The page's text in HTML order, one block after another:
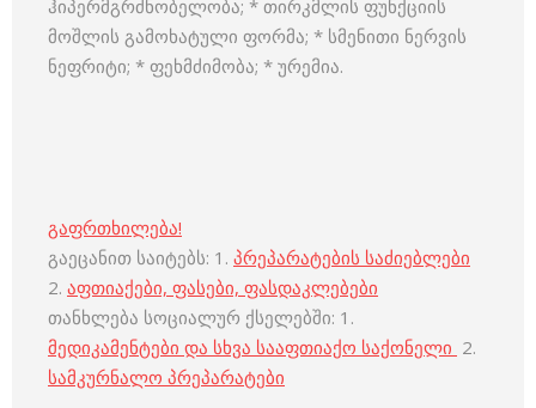
ჰიპერმგრძნობელობა; * თირკმლის ფუნქციის
მოშლის გამოხატული ფორმა; * სმენითი ნერვის
ნეფრიტი; * ფეხმძიმობა; * ურემია.
გაფრთხილება!
გაეცანით საიტებს: 1. პრეპარატების საძიებლები
2. აფთიაქები, ფასები, ფასდაკლებები
თანხლება სოციალურ ქსელებში: 1.
მედიკამენტები და სხვა სააფთიაქო საქონელი 2.
სამკურნალო პრეპარატები